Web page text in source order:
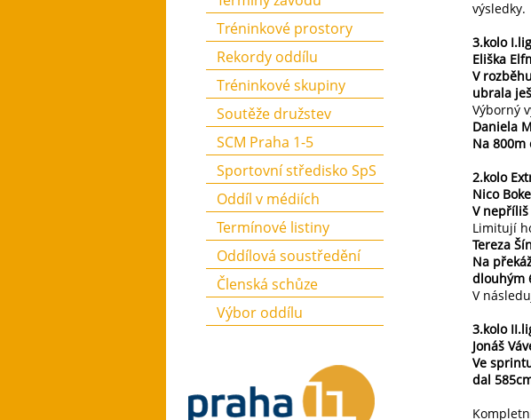
výsledky.
3.kolo
Eliška
V
ubrala
Výborný
Daniela
Na 800m
2.kolo
Nico
V nepříliš
Limitují
Tereza
Na
dlouhým
V
3.kolo
Jonáš
Ve
dal
Tréninkové prostory
Rekordy oddílu
Tréninkové skupiny
Soutěže družstev
SCM Praha 1-5
Sportovní středisko SpS
Oddíl v médiích
Termínové listiny
Oddílová soustředění
Členská schůze
Výbor oddílu